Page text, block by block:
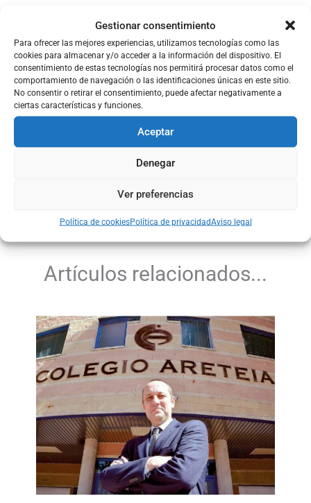
Gestionar consentimiento
Para ofrecer las mejores experiencias, utilizamos tecnologías como las
cookies para almacenar y/o acceder a la información del dispositivo. El
consentimiento de estas tecnologías nos permitirá procesar datos como el
comportamiento de navegación o las identificaciones únicas en este sitio.
No consentir o retirar el consentimiento, puede afectar negativamente a
ciertas características y funciones.
Aceptar
Denegar
Ver preferencias
Política de cookiesPolítica de privacidadAviso legal
Jacinto Castilo
Artículos relacionados...